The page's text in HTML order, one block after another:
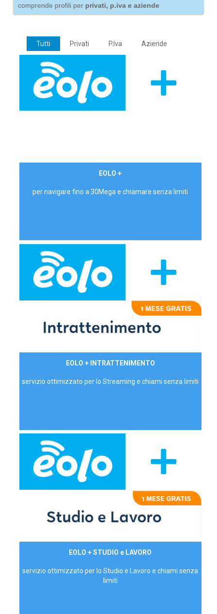
comprende profili per privati, p.iva e aziende
Tutti Privati P.Iva Aziende
EOLO +
per navigare fino a 30Mega e chiamare senza limiti
EOLO + INTRATTENIMENTO
servizio ottimizzato per lo Streaming e chiami senza limiti
EOLO + STUDIO e LAVORO
servizio ottimizzato per lo Studio e Lavoro e chiami senza
limiti